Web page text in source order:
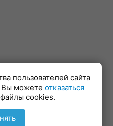
пользователей сайта
Вы можете отказаться
файлы cookies.